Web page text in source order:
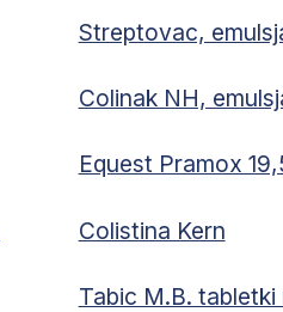
Streptovac,
Colinak NH,
Equest Pramox
Colistina Kern
Tabic M.B.